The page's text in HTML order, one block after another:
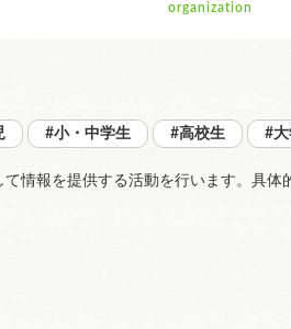
organization
#小・中学生 #高校生 #
情報を提供する活動を行います。具